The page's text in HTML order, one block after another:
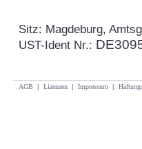
Sitz: Magdeburg,
UST-Ident Nr.:
AGB | Lizenzen | Impressum |